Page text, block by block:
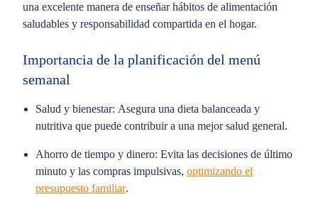
una excelente manera de enseñar hábitos de alimentación
saludables y responsabilidad compartida en el hogar​​.
Importancia de la planificación del menú
semanal
Salud y bienestar: Asegura una dieta balanceada y
nutritiva que puede contribuir a una mejor salud general.
Ahorro de tiempo y dinero: Evita las decisiones de último
minuto y las compras impulsivas, optimizando el
presupuesto familiar.